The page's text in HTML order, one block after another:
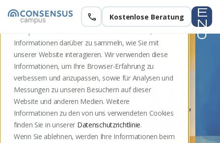
Diese Website speichert Cookies auf Ihrem
Informationen darüber zu sammeln, wie Sie mit
unserer Website interagieren. Wir verwenden diese
Informationen, um Ihre Browser-Erfahrung zu
verbessern und anzupassen, sowie für Analysen und
Messungen zu unseren Besuchern auf dieser
Website und anderen Medien. Weitere
Informationen zu den von uns verwendeten Cookies
finden Sie in unserer Datenschutzrichtlinie.
Wenn Sie ablehnen, werden Ihre Informationen beim
call Kostenlose Beratung
e
n
u
Zur Kursübersicht
ZUSATZ-ZERTIFIZIERUNGEN
Supervision Einzel
Online